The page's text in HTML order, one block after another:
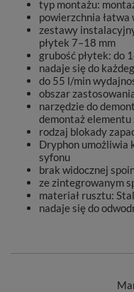
typ montażu:
powierzchnia łatwa
zestawy
płytek 7–18 mm
grubość płytek: do
nadaje się do
do 55 l/min
obszar
narzędzie do
demontaż
rodzaj blokady
Dryphon umożliwia
syfonu
brak widocznej
ze zintegrowanym
materiał rusztu:
nadaje się do